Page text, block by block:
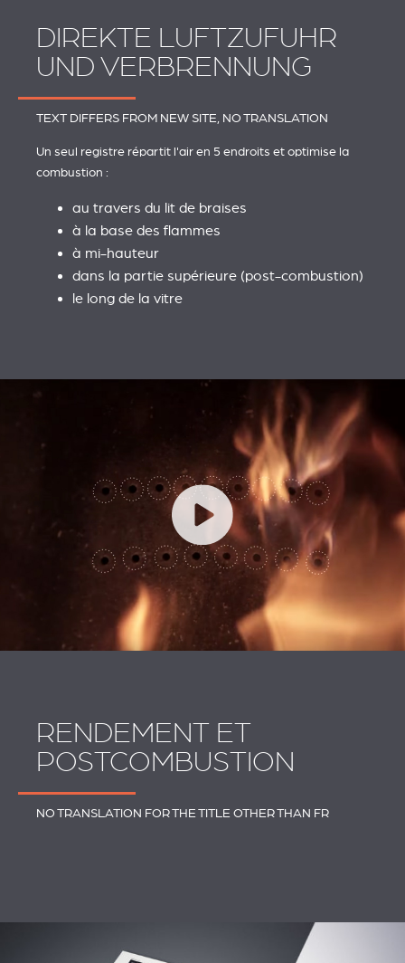
DIREKTE LUFTZUFUHR
UND VERBRENNUNG
TEXT DIFFERS FROM NEW SITE, NO TRANSLATION
Un seul registre répartit l'air en 5 endroits et optimise la
combustion :
au travers du lit de braises
à la base des flammes
à mi-hauteur
dans la partie supérieure (post-combustion)
le long de la vitre
RENDEMENT ET
POSTCOMBUSTION
NO TRANSLATION FOR THE TITLE OTHER THAN FR